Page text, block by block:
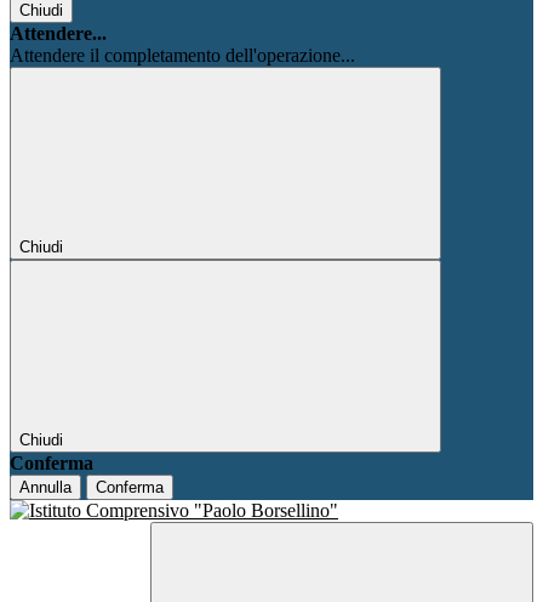
Chiudi
Attendere...
Attendere il completamento dell'operazione...
Chiudi
Chiudi
Conferma
Annulla Conferma